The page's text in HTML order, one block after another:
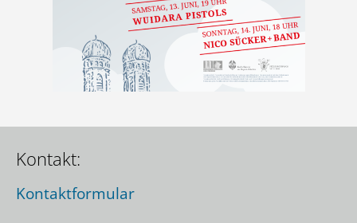
Kontakt:
Kontaktformular